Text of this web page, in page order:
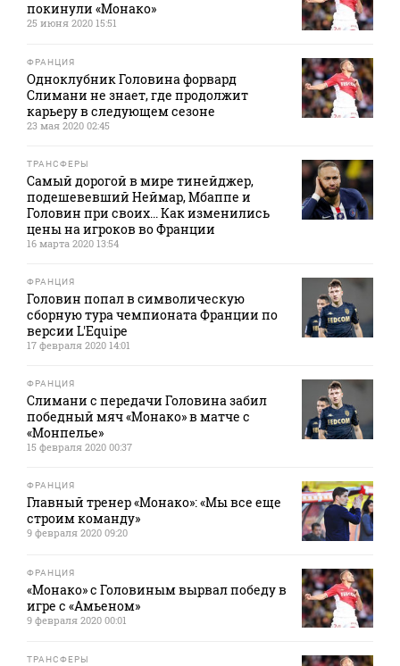
покинули «Монако»
25 июня 2020 15:51
ФРАНЦИЯ
Одноклубник Головина форвард
Слимани не знает, где продолжит
карьеру в следующем сезоне
23 мая 2020 02:45
ТРАНСФЕРЫ
Самый дорогой в мире тинейджер,
подешевевший Неймар, Мбаппе и
Головин при своих... Как изменились
цены на игроков во Франции
16 марта 2020 13:54
ФРАНЦИЯ
Головин попал в символическую
сборную тура чемпионата Франции по
версии L'Equipe
17 февраля 2020 14:01
ФРАНЦИЯ
Слимани с передачи Головина забил
победный мяч «Монако» в матче с
«Монпелье»
15 февраля 2020 00:37
ФРАНЦИЯ
Главный тренер «Монако»: «Мы все еще
строим команду»
9 февраля 2020 09:20
ФРАНЦИЯ
«Монако» с Головиным вырвал победу в
игре с «Амьеном»
9 февраля 2020 00:01
ТРАНСФЕРЫ